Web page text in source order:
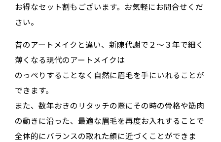
お得なセット割もございます。お気軽にお問合せくだ
さい。
昔のアートメイクと違い、新陳代謝で２〜３年で細く
薄くなる現代のアートメイクは
のっぺりすることなく自然に眉毛を手にいれることが
できます。
また、数年おきのリタッチの際にその時の骨格や筋肉
の動きに沿った、最適な眉毛を再度お入れすることで
全体的にバランスの取れた顔に近づくことができま